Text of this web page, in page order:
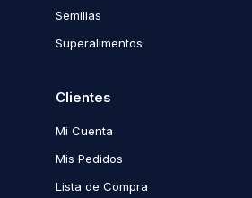
Semillas
Superalimentos
Clientes
Mi Cuenta
Mis Pedidos
Lista de Compra